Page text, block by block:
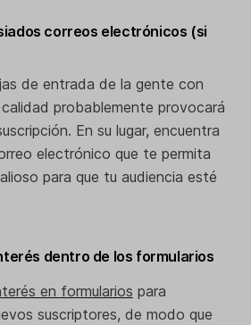
correos electrónicos (si
de entrada de la gente con
probablemente provocará
En su lugar, encuentra
electrónico que te permita
para que tu audiencia esté
dentro de los formularios
en formularios para
suscriptores, de modo que